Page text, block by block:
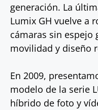
generación. La
Lumix GH vuelve a
cámaras sin espejo
movilidad y diseño
En 2009,
modelo de la serie
híbrido de foto y